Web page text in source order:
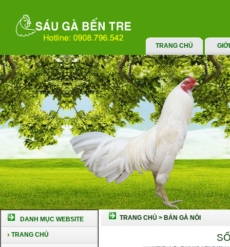
TRANG CHỦ
DANH MỤC WEBSITE
TRANG CHỦ
TRANG CHỦ > BÁN GÀ NÒI